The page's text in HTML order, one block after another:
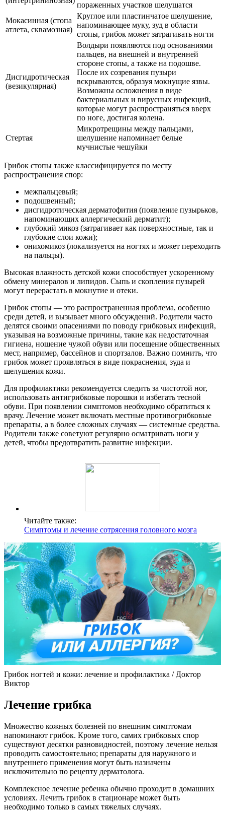
пораженных участков шелушатся
Мокасинная (стопа
атлета, сквамозная)
Круглое или пластинчатое шелушение,
напоминающее муку, зуд в области
стопы, грибок может затрагивать ногти
Дисгидротическая
(везикулярная)
Волдыри появляются под основаниями
пальцев, на внешней и внутренней
стороне стопы, а также на подошве.
После их созревания пузыри
вскрываются, образуя мокнущие язвы.
Возможны осложнения в виде
бактериальных и вирусных инфекций,
которые могут распространяться вверх
по ноге, достигая колена.
Стертая
Микротрещины между пальцами,
шелушение напоминает белые
мучнистые чешуйки
Грибок стопы также классифицируется по месту
распространения спор:
межпальцевый;
подошвенный;
дисгидротическая дерматофития (появление пузырьков,
напоминающих аллергический дерматит);
глубокий микоз (затрагивает как поверхностные, так и
глубокие слои кожи);
онихомикоз (локализуется на ногтях и может переходить
на пальцы).
Высокая влажность детской кожи способствует ускоренному
обмену минералов и липидов. Сыпь и скопления пузырей
могут перерастать в мокнутие и отеки.
Грибок стопы — это распространенная проблема, особенно
среди детей, и вызывает много обсуждений. Родители часто
делятся своими опасениями по поводу грибковых инфекций,
указывая на возможные причины, такие как недостаточная
гигиена, ношение чужой обуви или посещение общественных
мест, например, бассейнов и спортзалов. Важно помнить, что
грибок может проявляться в виде покраснения, зуда и
шелушения кожи.
Для профилактики рекомендуется следить за чистотой ног,
использовать антигрибковые порошки и избегать тесной
обуви. При появлении симптомов необходимо обратиться к
врачу. Лечение может включать местные противогрибковые
препараты, а в более сложных случаях — системные средства.
Родители также советуют регулярно осматривать ноги у
детей, чтобы предотвратить развитие инфекции.
Читайте также:
Симптомы и лечение сотрясения головного мозга
Грибок ногтей и кожи: лечение и профилактика / Доктор
Виктор
Лечение грибка
Множество кожных болезней по внешним симптомам
напоминают грибок. Кроме того, самих грибковых спор
существуют десятки разновидностей, поэтому лечение нельзя
проводить самостоятельно; препараты для наружного и
внутреннего применения могут быть назначены
исключительно по рецепту дерматолога.
Комплексное лечение ребенка обычно проходит в домашних
условиях. Лечить грибок в стационаре может быть
необходимо только в самых тяжелых случаях.